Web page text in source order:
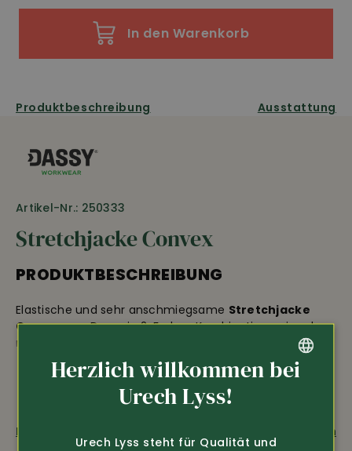
In den Warenkorb
Produktbeschreibung Ausstattung
Artikel-Nr.: 250333
Stretchjacke Convex
PRODUKTBESCHREIBUNG
Elastische und sehr anschmiegsame Stretchjacke
Convexvon Dassy in 2-Farben Kombination uni und
meliert • ideal auch als Midlayer zum Unterziehen oder
auch einfach so • Reissverschluss vorne mit Kinnschutz
• 2 seitliche Taschen mit Reissverschluss • Brusttasche
mit Reissverschluss • elastisch an Ärmelenden und Bund
• extra lange Ärmel • Länge ca. 71 cm • 100% Polyester,
287 g/m2.
Fragen zum Produkt Weiterempfehlen
Herzlich willkommen bei
Urech Lyss!
Urech Lyss steht für Qualität und